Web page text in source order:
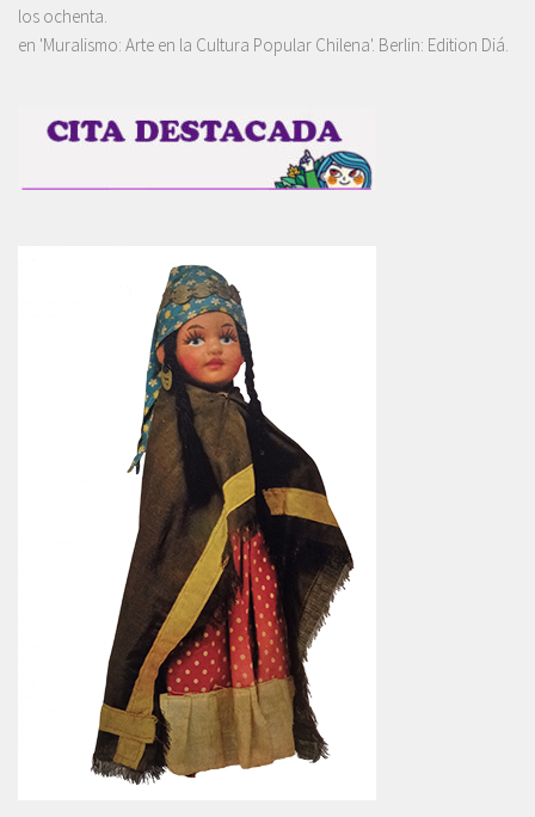
los ochenta.
en 'Muralismo: Arte en la Cultura Popular Chilena'. Berlin: Edition Diá.